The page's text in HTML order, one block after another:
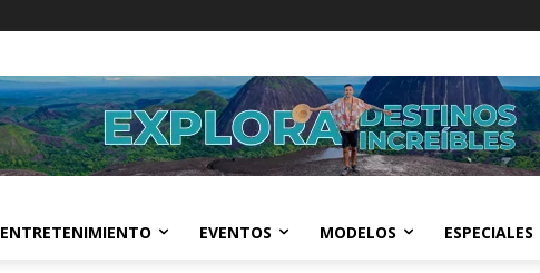
ENTRETENIMIENTO EVENTOS MODELOS ESPECIALES